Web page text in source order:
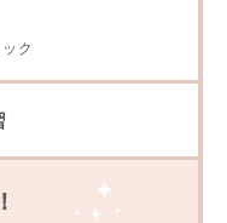
ク